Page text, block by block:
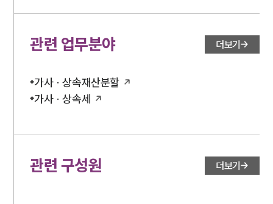
관련 업무분야 더보기
가사 · 상속재산분할
가사 · 상속세
관련 구성원 더보기